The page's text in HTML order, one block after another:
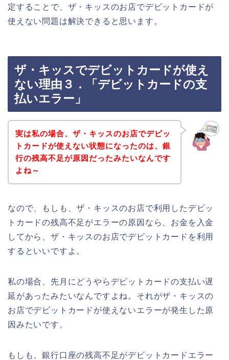
定することで、ザ・キッスのお店でデビットカードが
使えない問題は解決できると思います。
ザ・キッスでデビットカードが使え
ない理由３．「デビットカードの支
払いエラー」
実は私の場合、ザ・キッスのお店でデビッ
トカードが使えない状態になったのは、銀
行の残高不足が原因だったみたいなんです
よね～
なので、もしも、ザ・キッスのお店で利用したデビッ
トカードの残高不足がエラーの原因なら、お金を入金
してから、ザ・キッスのお店でデビットカードを利用
するといいですよ。
私の場合、先月にどうやらデビットカードの支払い遅
延があったみたいなんですよね。それがザ・キッスの
お店でデビットカードが使えないエラーが発生した原
因みたいです。
もしも、銀行口座の残高不足がデビットカードエラー